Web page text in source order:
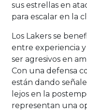
sus estrellas en
para escalar en la
Los Lakers se
entre experiencia
ser agresivos en
Con una defensa
están dando
lejos en la
representan una